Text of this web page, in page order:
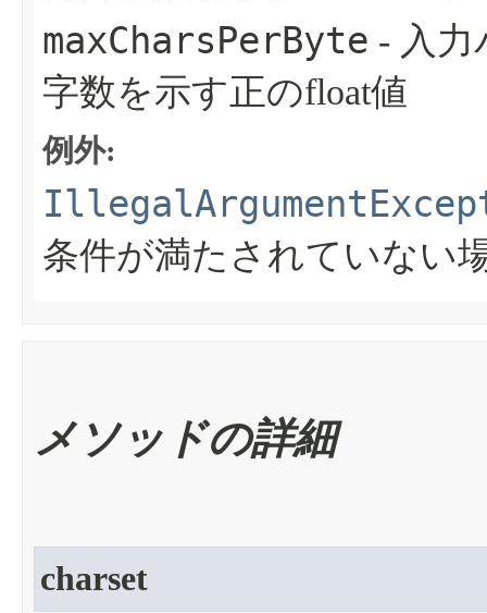
maxCharsPerByte - 入力
字数を示す正のfloat値
例外:
条件が満たされていない
メソッドの詳細
charset